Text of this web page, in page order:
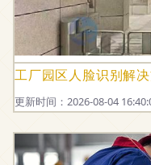
工厂园区人脸识别解
更新时间：2026-08-04